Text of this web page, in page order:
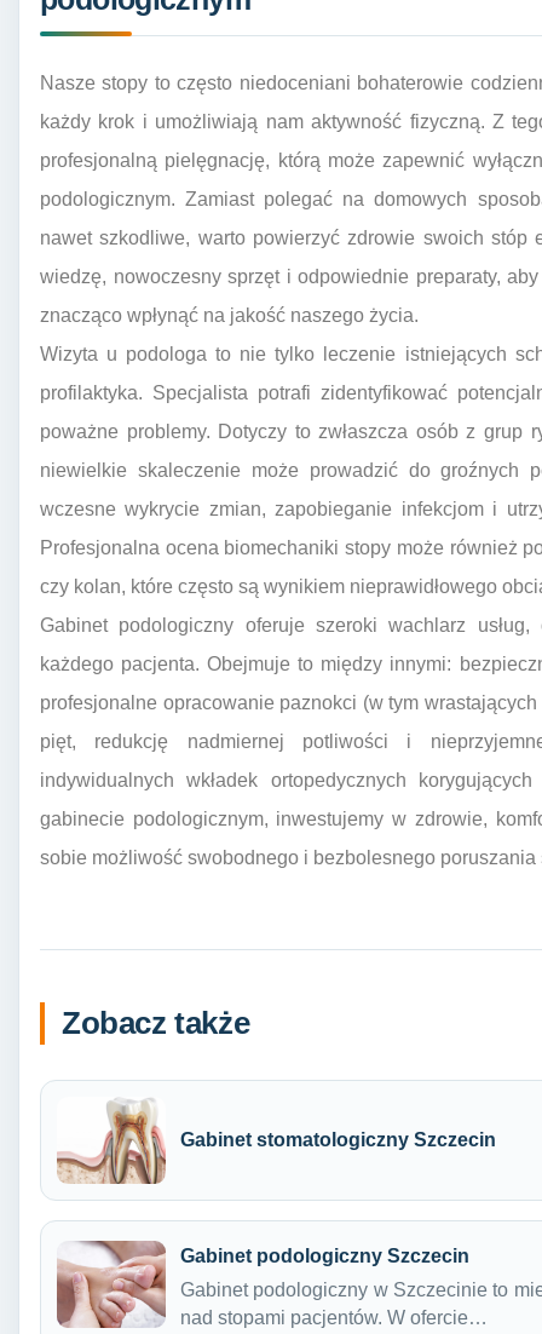
Nasze stopy to często niedoceniani bohaterowie
każdy krok i umożliwiają nam aktywność fizyczną. Z
profesjonalną pielęgnację, którą może zapewnić
podologicznym. Zamiast polegać na domowych
nawet szkodliwe, warto powierzyć zdrowie swoich stóp
wiedzę, nowoczesny sprzęt i odpowiednie preparaty,
znacząco wpłynąć na jakość naszego życia.
Wizyta u podologa to nie tylko leczenie istniejących
profilaktyka. Specjalista potrafi zidentyfikować
poważne problemy. Dotyczy to zwłaszcza osób z grup
niewielkie skaleczenie może prowadzić do groźnych
wczesne wykrycie zmian, zapobieganie infekcjom i
Profesjonalna ocena biomechaniki stopy może również
czy kolan, które często są wynikiem nieprawidłowego
Gabinet podologiczny oferuje szeroki wachlarz
każdego pacjenta. Obejmuje to między innymi:
profesjonalne opracowanie paznokci (w tym
pięt, redukcję nadmiernej potliwości i
indywidualnych wkładek ortopedycznych
gabinecie podologicznym, inwestujemy w zdrowie,
sobie możliwość swobodnego i bezbolesnego poruszania
Zobacz także
Gabinet stomatologiczny Szczecin
Gabinet podologiczny Szczecin
Gabinet podologiczny w Szczecinie to
nad stopami pacjentów. W ofercie…